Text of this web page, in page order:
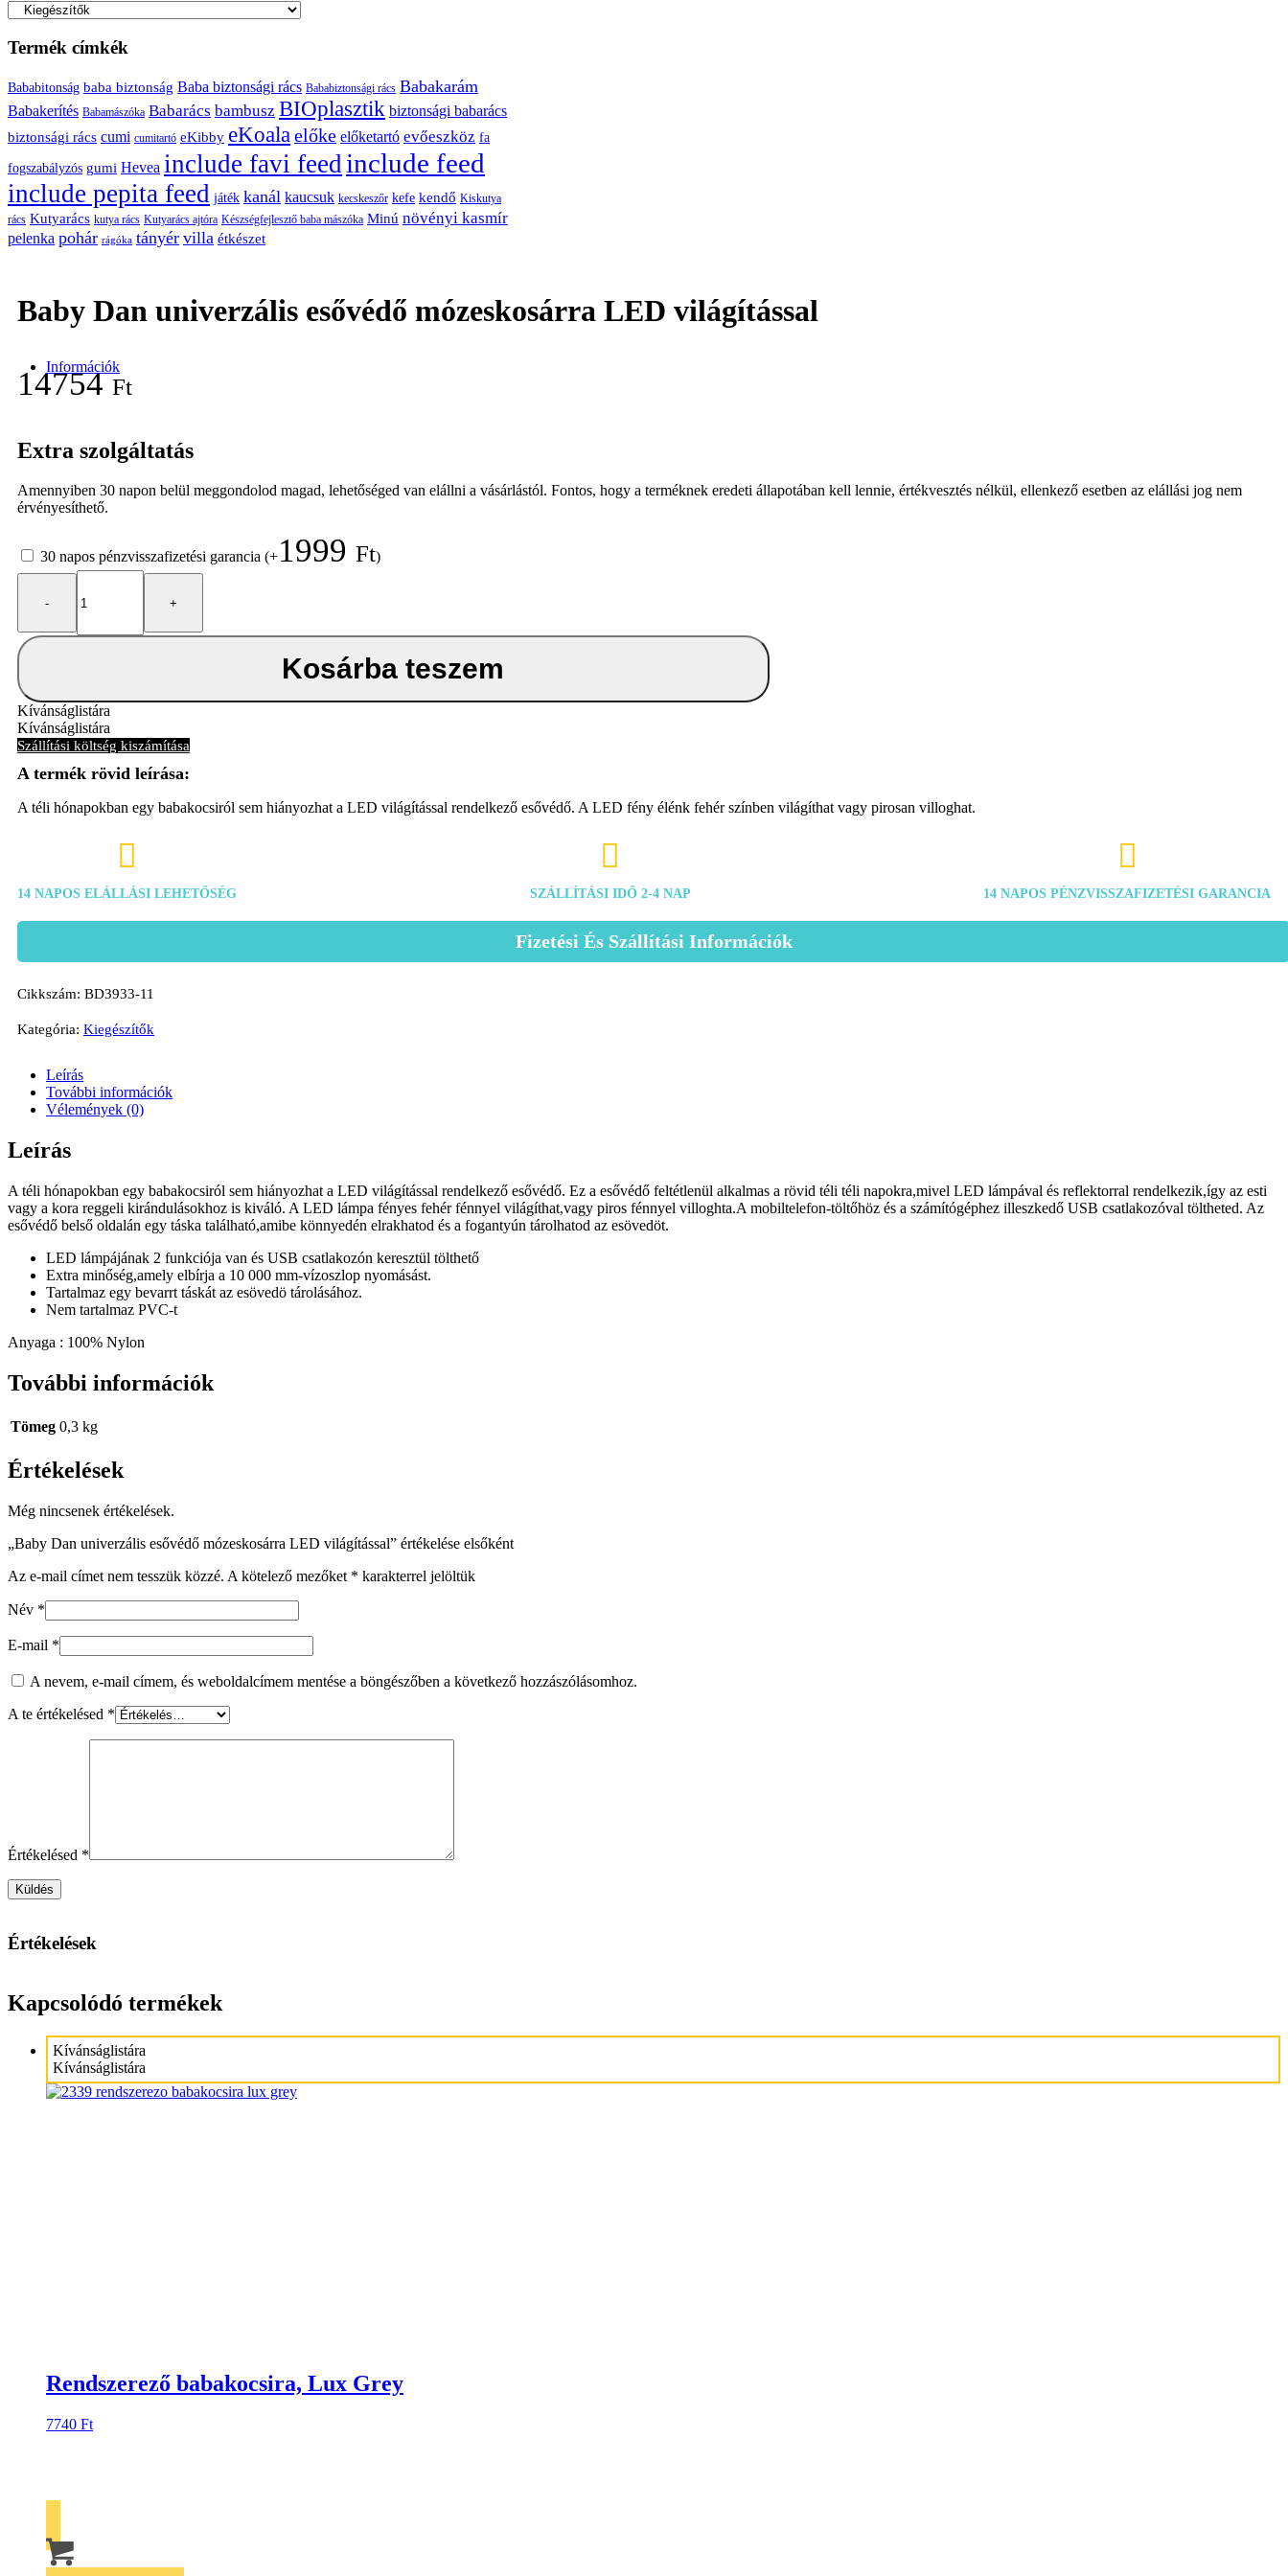
Információk
Termék címkék
Bababitonság baba biztonság Baba biztonsági rács Bababiztonsági rács Babakarám
Babakerítés Babamászóka Babarács bambusz BIOplasztik biztonsági babarács
biztonsági rács cumi cumitartó eKibby eKoala előke előketartó evőeszköz fa
fogszabályzós gumi Hevea include favi feed include feed
include pepita feed játék kanál kaucsuk kecskeszőr kefe kendő Kiskutya
rács Kutyarács kutya rács Kutyarács ajtóra Készségfejlesztő baba mászóka Minú növényi kasmír
pelenka pohár rágóka tányér villa étkészet
Baby Dan univerzális esővédő mózeskosárra LED világítással
14754Ft
A téli hónapokban egy babakocsiról sem hiányozhat a LED világítással rendelkező esővédő. A LED fény élénk fehér színben világíthat vagy pirosan villoghat.
Extra szolgáltatás
Amennyiben 30 napon belül meggondolod magad, lehetőséged van elállni a vásárlástól. Fontos, hogy a terméknek eredeti állapotában kell lennie, értékvesztés nélkül, ellenkező esetben az elállási jog nem
érvényesíthető.
30 napos pénzvisszafizetési garancia (+1999 Ft)
Baby
esővédő
mózeskosárra
világítással
mennyiség
Kosárba teszem
Kívánságlistára
Kívánságlistára
Szállítási költség kiszámítása

14 NAPOS ELÁLLÁSI LEHETŐSÉG

SZÁLLÍTÁSI IDŐ 2-4 NAP

14 NAPOS PÉNZVISSZAFIZETÉSI GARANCIA
Fizetési És Szállítási Információk
Cikkszám: BD3933-11
Kategória: Kiegészítők
Leírás
További információk
Vélemények (0)
Leírás
A téli hónapokban egy babakocsiról sem hiányozhat a LED világítással rendelkező esővédő. Ez a esővédő feltétlenül alkalmas a rövid téli téli napokra,mivel LED lámpával és reflektorral rendelkezik,így az esti
vagy a kora reggeli kirándulásokhoz is kiváló. A LED lámpa fényes fehér fénnyel világíthat,vagy piros fénnyel villoghta.A mobiltelefon-töltőhöz és a számítógéphez illeszkedő USB csatlakozóval töltheted. Az
esővédő belső oldalán egy táska található,amibe könnyedén elrakhatod és a fogantyún tárolhatod az esövedöt.
LED lámpájának 2 funkciója van és USB csatlakozón keresztül tölthető
Extra minőség,amely elbírja a 10 000 mm-vízoszlop nyomásást.
Tartalmaz egy bevarrt táskát az esövedö tárolásához.
Nem tartalmaz PVC-t
Anyaga : 100% Nylon
További információk
Tömeg 0,3 kg
Értékelések
Még nincsenek értékelések.
„Baby Dan univerzális esővédő mózeskosárra LED világítással” értékelése elsőként
Az e-mail címet nem tesszük közzé. A kötelező mezőket * karakterrel jelöltük
Név *
E-mail *
A nevem, e-mail címem, és weboldalcímem mentése a böngészőben a következő hozzászólásomhoz.
A te értékelésed *
Értékelésed *
Értékelések
Kapcsolódó termékek
Kívánságlistára
Kívánságlistára
Rendszerező babakocsira, Lux Grey
7740 Ft